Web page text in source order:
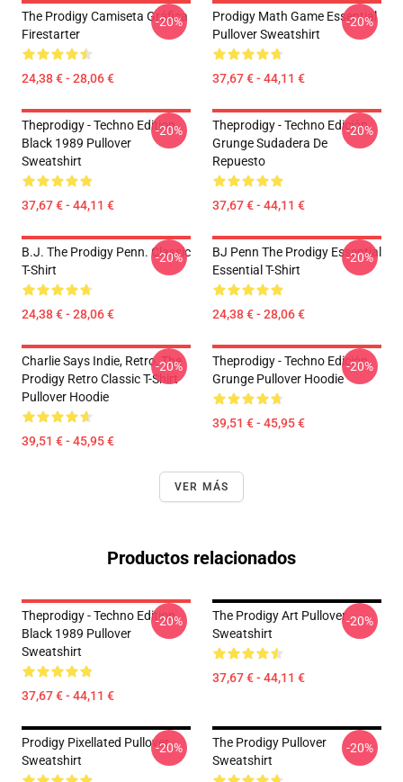
The Prodigy Camiseta Gráfica
Firestarter
24,38 € - 28,06 €
-20%
Prodigy Math Game Essential
Pullover Sweatshirt
37,67 € - 44,11 €
-20%
Theprodigy - Techno Edition
Black 1989 Pullover
Sweatshirt
37,67 € - 44,11 €
-20%
Theprodigy - Techno Edición
Grunge Sudadera De
Repuesto
37,67 € - 44,11 €
-20%
B.J. The Prodigy Penn. Classic
T-Shirt
24,38 € - 28,06 €
-20%
BJ Penn The Prodigy Essential
Essential T-Shirt
24,38 € - 28,06 €
-20%
Charlie Says Indie, Retro, The
Prodigy Retro Classic T-Shirt
Pullover Hoodie
39,51 € - 45,95 €
-20%
Theprodigy - Techno Edición
Grunge Pullover Hoodie
39,51 € - 45,95 €
-20%
VER MÁS
Productos relacionados
Theprodigy - Techno Edition
Black 1989 Pullover
Sweatshirt
37,67 € - 44,11 €
-20%
The Prodigy Art Pullover
Sweatshirt
37,67 € - 44,11 €
-20%
Prodigy Pixellated Pullover
Sweatshirt
-20%
The Prodigy Pullover
Sweatshirt
-20%